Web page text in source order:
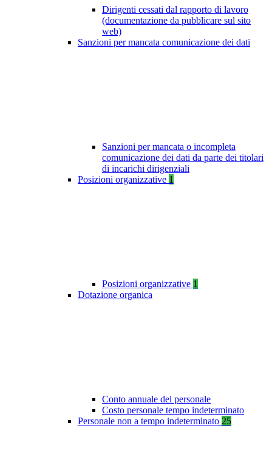
Dirigenti cessati dal rapporto di lavoro
(documentazione da pubblicare sul sito
web)
Sanzioni per mancata comunicazione dei dati
Sanzioni per mancata o incompleta
comunicazione dei dati da parte dei titolari
di incarichi dirigenziali
Posizioni organizzative 1
Posizioni organizzative 1
Dotazione organica
Conto annuale del personale
Costo personale tempo indeterminato
Personale non a tempo indeterminato 25